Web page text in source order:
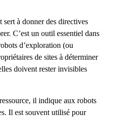
à donner des directives
C’est un outil essentiel dans
d’exploration (ou
de sites à déterminer
doivent rester invisibles
il indique aux robots
Il est souvent utilisé pour